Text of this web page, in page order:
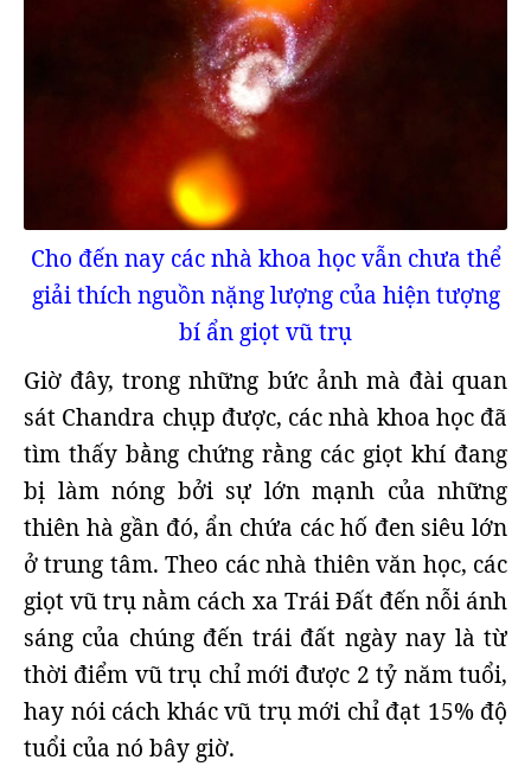
Cho đến nay các nhà khoa học vẫn chưa thể
giải thích nguồn nặng lượng của hiện tượng
bí ẩn giọt vũ trụ
Giờ đây, trong những bức ảnh mà đài quan
sát Chandra chụp được, các nhà khoa học đã
tìm thấy bằng chứng rằng các giọt khí đang
bị làm nóng bởi sự lớn mạnh của những
thiên hà gần đó, ẩn chứa các hố đen siêu lớn
ở trung tâm. Theo các nhà thiên văn học, các
giọt vũ trụ nằm cách xa Trái Đất đến nỗi ánh
sáng của chúng đến trái đất ngày nay là từ
thời điểm vũ trụ chỉ mới được 2 tỷ năm tuổi,
hay nói cách khác vũ trụ mới chỉ đạt 15% độ
tuổi của nó bây giờ.